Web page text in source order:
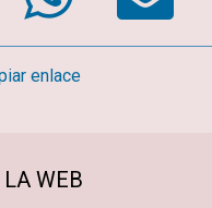
enlace
WEB